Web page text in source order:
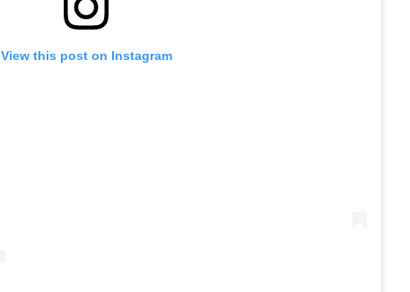
View this post on Instagram